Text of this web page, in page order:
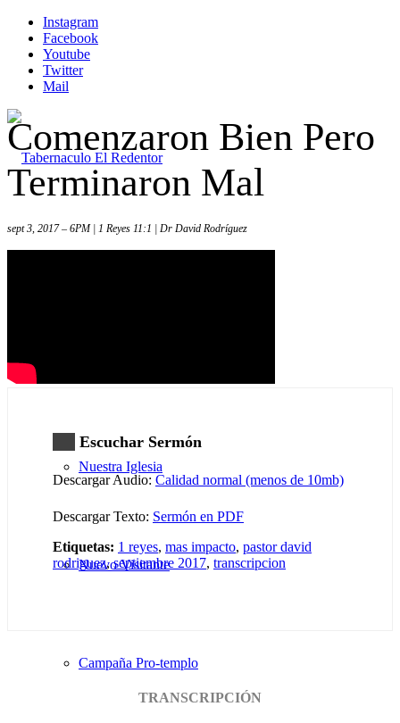
Instagram
Facebook
Youtube
Twitter
Mail
Nuestra Iglesia
Nuevo Visitante
Campaña Pro-templo
Comenzaron Bien Pero
Terminaron Mal
sept 3, 2017 – 6PM | 1 Reyes 11:1 | Dr David Rodríguez
Escuchar Sermón
Descargar Audio: Calidad normal (menos de 10mb)
Descargar Texto: Sermón en PDF
Etiquetas: 1 reyes, mas impacto, pastor david
rodriguez,septiembre 2017, transcripcion
TRANSCRIPCIÓN